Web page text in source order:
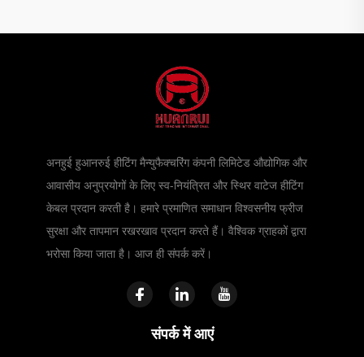
अनहुई हुआनरुई हीटिंग मैन्युफैक्चरिंग कंपनी लिमिटेड औद्योगिक और
आवासीय अनुप्रयोगों के लिए स्व-नियंत्रित और स्थिर वाटेज हीटिंग
केबल प्रदान करती है। हमारे प्रमाणित समाधान विश्वसनीय फ्रीज
सुरक्षा और तापमान रखरखाव प्रदान करते हैं। वैश्विक ग्राहकों द्वारा
भरोसा किया जाता है। आज ही संपर्क करें।
संपर्क में आएं